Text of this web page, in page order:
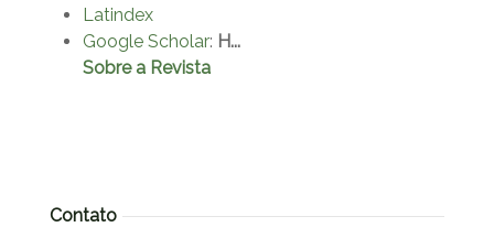
Latindex
Google Scholar: H...
Sobre a Revista
Contato